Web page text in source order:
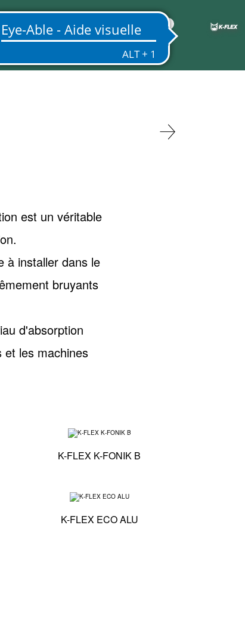
FR
est un véritable
à installer dans le
bruyants
d'absorption
et les machines
techniques - K-FLEX K-FONIK OPEN CELL
K-FLEX K-FONIK B
techniques - K-FLEX ST ALU
K-FLEX ECO ALU